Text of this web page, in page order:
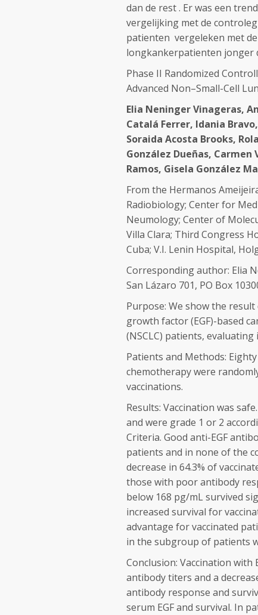
dan de rest . Er was een
vergelijking met de
patienten vergeleken met
longkankerpatienten jonger
Phase II Randomized
Advanced Non–Small-Cell
Elia Neninger Vinageras,
Catalá Ferrer, Idania
Soraida Acosta Brooks,
González Dueñas,
Ramos, Gisela González
From the Hermanos
Radiobiology; Center for
Neumology; Center of
Villa Clara; Third Congress
Cuba; V.I. Lenin Hospital,
Corresponding author: Elia
San Lázaro 701, PO Box
Purpose: We show the
growth factor (EGF)-based
(NSCLC) patients, evaluating
Patients and Methods:
chemotherapy were
vaccinations.
Results: Vaccination was
and were grade 1 or 2
Criteria. Good anti-EGF
patients and in none of the
decrease in 64.3% of
those with poor antibody
below 168 pg/mL survived
increased survival for
advantage for vaccinated
in the subgroup of patients
Conclusion: Vaccination with
antibody titers and a
antibody response and
serum EGF and survival. In